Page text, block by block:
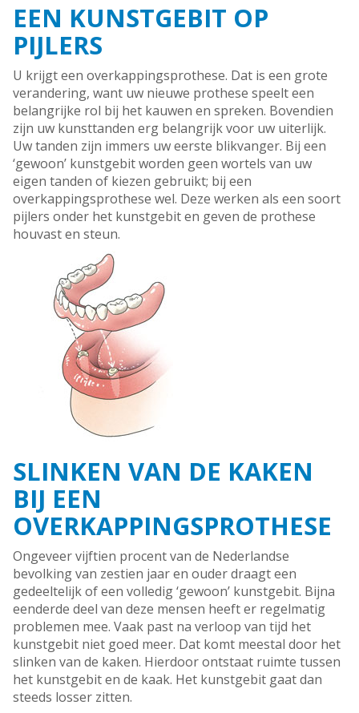
EEN KUNSTGEBIT OP
PIJLERS
U krijgt een overkappingsprothese. Dat is een grote
verandering, want uw nieuwe prothese speelt een
belangrijke rol bij het kauwen en spreken. Bovendien
zijn uw kunsttanden erg belangrijk voor uw uiterlijk.
Uw tanden zijn immers uw eerste blikvanger. Bij een
‘gewoon’ kunstgebit worden geen wortels van uw
eigen tanden of kiezen gebruikt; bij een
overkappingsprothese wel. Deze werken als een soort
pijlers onder het kunstgebit en geven de prothese
houvast en steun.
SLINKEN VAN DE KAKEN
BIJ EEN
OVERKAPPINGSPROTHESE
Ongeveer vijftien procent van de Nederlandse
bevolking van zestien jaar en ouder draagt een
gedeeltelijk of een volledig ‘gewoon’ kunstgebit. Bijna
eenderde deel van deze mensen heeft er regelmatig
problemen mee. Vaak past na verloop van tijd het
kunstgebit niet goed meer. Dat komt meestal door het
slinken van de kaken. Hierdoor ontstaat ruimte tussen
het kunstgebit en de kaak. Het kunstgebit gaat dan
steeds losser zitten.